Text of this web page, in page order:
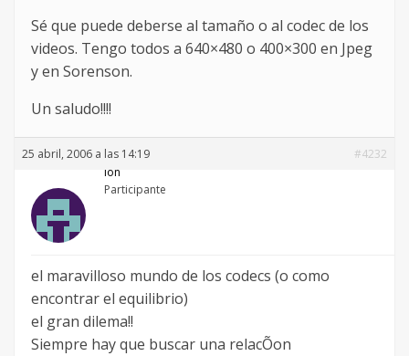
Sé que puede deberse al tamaño o al codec de los
videos. Tengo todos a 640×480 o 400×300 en Jpeg
y en Sorenson.
Un saludo!!!!
25 abril, 2006 a las 14:19
#4232
ion
Participante
el maravilloso mundo de los codecs (o como
encontrar el equilibrio)
el gran dilema!!
Siempre hay que buscar una relacÕon